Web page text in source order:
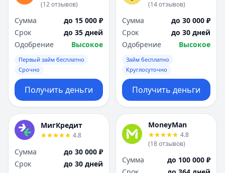
(12отзывов)
Сумма
до 15 000 ₽
Срок
до 35 дней
Одобрение
Высокое
Первый займ бесплатно
Срочно
Получить деньги
(14отзывов)
Сумма
до 30 000 ₽
Срок
до 30 дней
Одобрение
Высокое
Займ бесплатно
Круглосуточно
Получить деньги
МигКредит
4.8
Сумма
до 30 000 ₽
Срок
до 30 дней
MoneyMan
4.8
(18отзывов)
Сумма
до 100 000 ₽